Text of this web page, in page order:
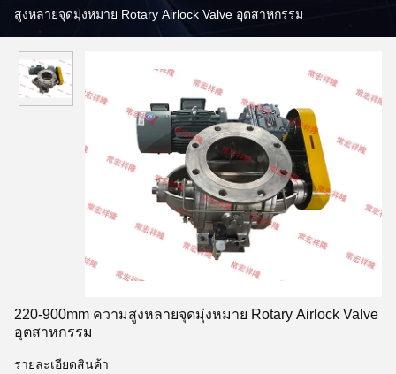
สูงหลายจุดมุ่งหมาย Rotary Airlock Valve อุตสาหกรรม
220-900mm ความสูงหลายจุดมุ่งหมาย Rotary Airlock Valve
อุตสาหกรรม
รายละเอียดสินค้า